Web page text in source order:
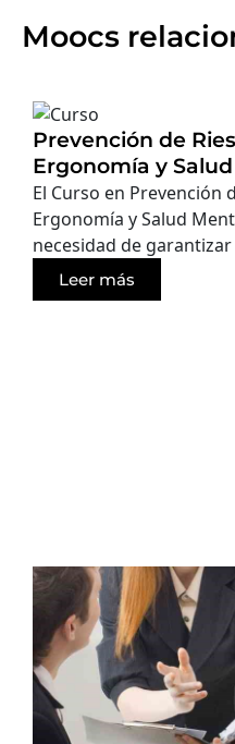
Moocs
Prevención de
Ergonomía y
El Curso en Prevención
Ergonomía y Salud
necesidad de
Leer más